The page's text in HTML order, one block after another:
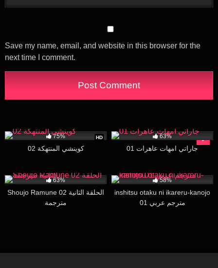
Save my name, email, and website in this browser for the
next time I comment.
HD
75%
كوينشي المنتهكة 02
63%
جاراتي امهات عاهرات 01
63%
Shoujo Ramune 02 الحلقة الثانية
مترجمة
58%
inshitsu otaku ni ikareru-kanojo
01 مترجم عربي